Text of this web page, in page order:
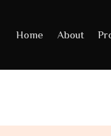
Home About